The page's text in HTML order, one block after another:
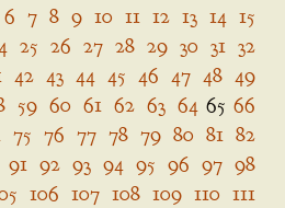
6 7 8 9 10 11 12 13 14 15
25 26 27 28 29 30 31 32
42 43 44 45 46 47 48 49
59 60 61 62 63 64 65 66
75 76 77 78 79 80 81 82
91 92 93 94 95 96 97 98
106 107 108 109 110 111